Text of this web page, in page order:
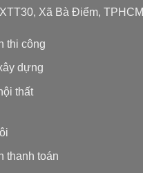
Xã Bà Điểm, TPHCM
thi công
dựng
thất
thanh toán